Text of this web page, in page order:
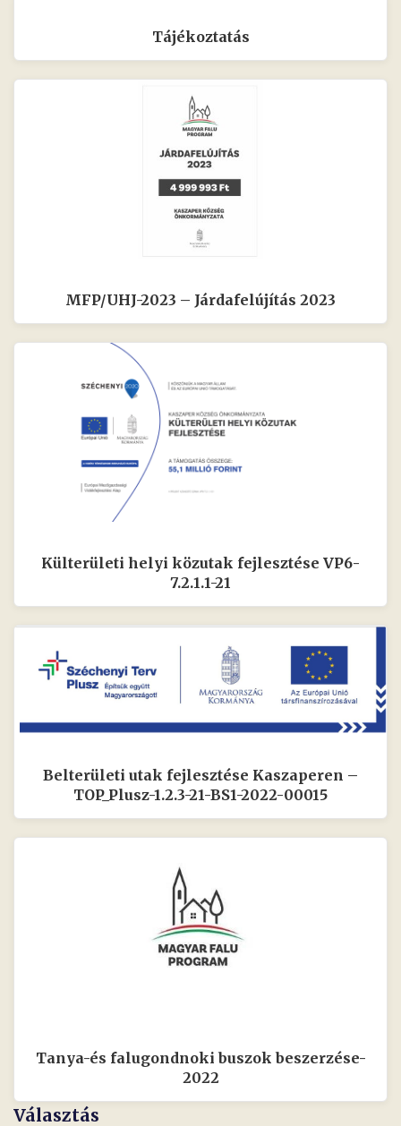
Tájékoztatás
MFP/UHJ-2023 – Járdafelújítás 2023
Külterületi helyi közutak fejlesztése VP6-
7.2.1.1-21
Belterületi utak fejlesztése Kaszaperen –
TOP_Plusz-1.2.3-21-BS1-2022-00015
Tanya-és falugondnoki buszok beszerzése-
2022
Választás